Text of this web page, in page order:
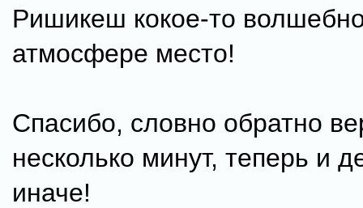
Ришикеш кокое-то
атмосфере место!
Спасибо, словно обратно
несколько минут, теперь и
иначе!